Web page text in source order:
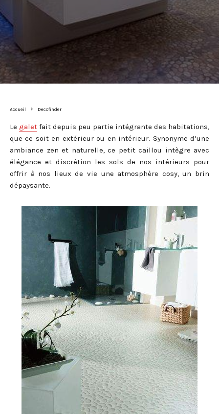
Accueil Decofinder
Le galet fait depuis peu partie intégrante des habitations,
que ce soit en extérieur ou en intérieur. Synonyme d’une
ambiance zen et naturelle, ce petit caillou intègre avec
élégance et discrétion les sols de nos intérieurs pour
offrir à nos lieux de vie une atmosphère cosy, un brin
dépaysante.